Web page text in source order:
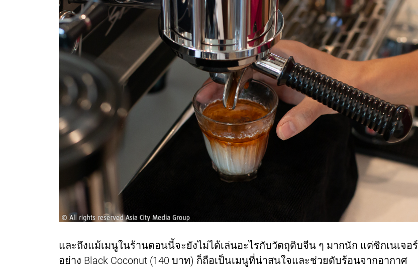
และถึงแม้เมนูในร้านตอนนี้จะยังไม่ได้เล่นอะไรกับวัตถุดิบจีน ๆ มากนัก แต่ซิกเนเจอร์
อย่าง Black Coconut (140 บาท) ก็ถือเป็นเมนูที่น่าสนใจและช่วยดับร้อนจากอากาศ